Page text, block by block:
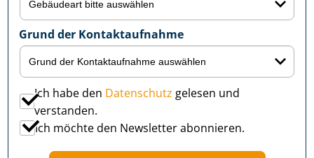
Grund der Kontaktaufnahme
Ich habe den Datenschutz gelesen und
verstanden.
Ich möchte den Newsletter abonnieren.